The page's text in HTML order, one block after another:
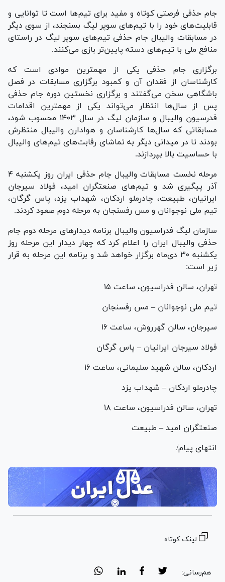
جام حذفی فرصتی کوتاه و مفید برای تیم‌ها است تا توانایی و
قابلیت‌های خود را با تیم‌های سوپر لیگ بسنجند، از سوی دیگر
در مسابقات والیبال جام حذفی تیم‌های سوپر لیگ در راستای
منافع ملی با تیم‌های دسته پایین‌تر بازی می‌کنند.
برگزاری جام حذفی یکی از مهمترین موادی است که
کارشناسان از فقدان آن و کمبود برگزاری مسابقات در فصل
باشگاهی سخن می‌گفتند و برگزاری نخستین دوره جام حذفی
پس از سال‌ها انتظار می‌تواند یکی از مهمترین اقدامات
فدرسیون والیبال و سازمان لیگ در سال ۱۴۰۳ محسوب شود،
مسابقاتی که سال‌ها کارشناسان و هوادارن والیبال منتظرش
بودند تا در میدانی دیگر به تماشای رقابت‌های تیم‌های والیبال
با حساسیت بالا بپردازند.
مرحله نخست مسابقات والیبال جام حذفی ایران روز یکشنبه ۴
آذر پیگیری شد و تیم‌های صنعتگران امید، فولاد سیرجان
ایرانیان، طبیعت، چادرملو اردکان، شهداب یزد، پاس گرگان،
تیم ملی نوجوانان و مس رفسنجان به مرحله دوم صعود کردند.
سازمان لیگ فدراسیون والیبال برنامه دیدار‌های مرحله دوم جام
حذفی والیبال ایران را اعلام کرد که چهار دیدار این مرحله روز
یکشنبه ۳۰ دی‌ماه برگزار خواهد شد و برنامه این مرحله به قرار
زیر است:
تهران، سالن فدراسیون، ساعت ۱۵
تیم ملی نوجوانان – مس رفسنجان
سیرجان، سالن گهرروش، ساعت ۱۶
فولاد سیرجان ایرانیان – پاس گرگان
اردکان، سالن شهید سلیمانی، ساعت ۱۶
چادرملو اردکان – شهداب یزد
تهران، سالن فدراسیون، ساعت ۱۸
صنعتگران امید – طبیعت
انتهای پیام/
لینک کوتاه
هم‌رسانی: